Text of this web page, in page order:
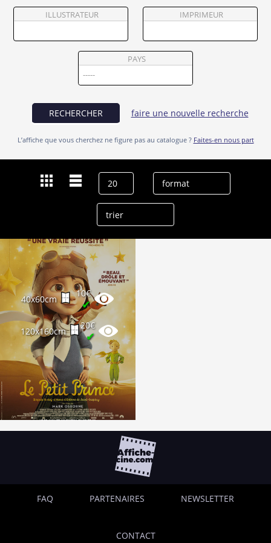
Vendre
ILLUSTRATEUR IMPRIMEUR
PAYS
RECHERCHER faire une nouvelle recherche
L’affiche que vous cherchez ne figure pas au catalogue ? Faites-en nous part
40x60cm
10€
✔
120x160cm
20€
✔
FAQ PARTENAIRES NEWSLETTER
CONTACT